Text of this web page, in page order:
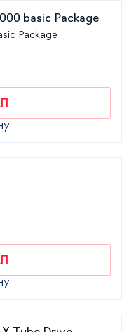
Package